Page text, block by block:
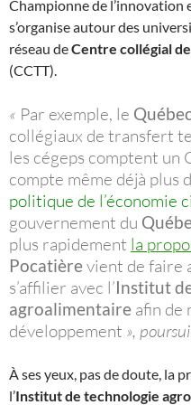
Championne de l’innovation
s’organise autour des
réseau deCentre collégial
(CCTT).
« Par exemple, le
collégiaux de transfert
les cégeps comptent un
compte même déjà plus
politique de l’économie
gouvernement du
plus rapidement la
Pocatière vient de faire
s’affilier avec l’Institut
agroalimentaire afin de
développement »,
À ses yeux, pas de doute, la
l’Institut de technologie